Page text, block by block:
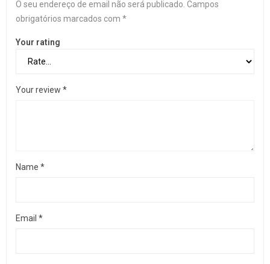
O seu endereço de email não será publicado. Campos
obrigatórios marcados com *
Your rating
Your review *
Name *
Email *